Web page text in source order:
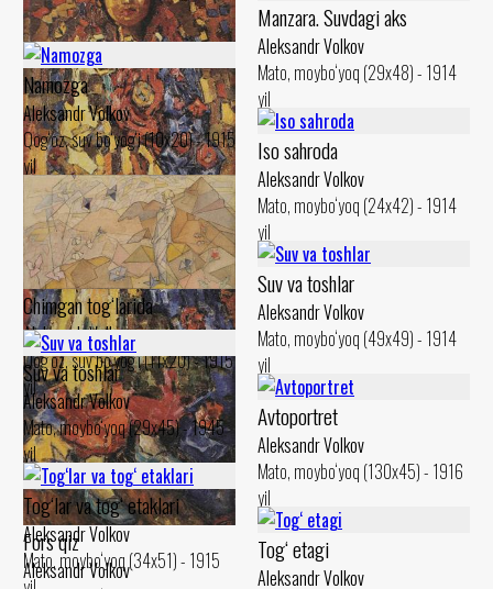
Fors qiz
Aleksandr Volkov
Manzara. Suvdagi aks
Aleksandr Volkov
Mato, moybo‘yoq (29x48) - 1914
yil
Namozga
Aleksandr Volkov
Qog‘oz, suv bo‘yog‘i (10x20) - 1915
yil
Iso sahroda
Aleksandr Volkov
Mato, moybo‘yoq (24x42) - 1914
yil
Chimgan tog‘larida
Aleksandr Volkov
Qog‘oz, suv bo‘yog‘i (11x20) - 1915
yil
Suv va toshlar
Aleksandr Volkov
Mato, moybo‘yoq (49x49) - 1914
yil
Suv va toshlar
Aleksandr Volkov
Mato, moybo‘yoq (29x45) - 1945
yil
Avtoportret
Aleksandr Volkov
Mato, moybo‘yoq (130x45) - 1916
yil
Tog‘lar va tog‘ etaklari
Aleksandr Volkov
Mato, moybo‘yoq (34x51) - 1915
Tog‘ etagi
Aleksandr Volkov